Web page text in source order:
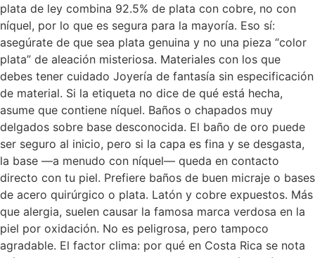
plata de ley combina 92.5% de plata con cobre, no con
níquel, por lo que es segura para la mayoría. Eso sí:
asegúrate de que sea plata genuina y no una pieza “color
plata” de aleación misteriosa. Materiales con los que
debes tener cuidado Joyería de fantasía sin especificación
de material. Si la etiqueta no dice de qué está hecha,
asume que contiene níquel. Baños o chapados muy
delgados sobre base desconocida. El baño de oro puede
ser seguro al inicio, pero si la capa es fina y se desgasta,
la base —a menudo con níquel— queda en contacto
directo con tu piel. Prefiere baños de buen micraje o bases
de acero quirúrgico o plata. Latón y cobre expuestos. Más
que alergia, suelen causar la famosa marca verdosa en la
piel por oxidación. No es peligrosa, pero tampoco
agradable. El factor clima: por qué en Costa Rica se nota